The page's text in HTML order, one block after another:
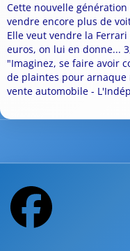
Cette nouvelle
vendre encore plus de
Elle veut vendre la
euros, on lui en donne...
"Imaginez, se faire avoir
de plaintes pour arnaque
vente automobile -